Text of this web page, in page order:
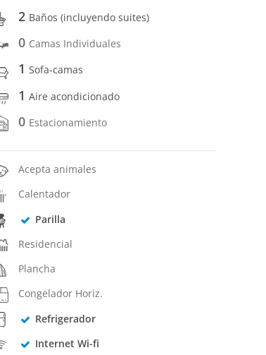
2 Baños (incluyendo suites)
0 Camas Individuales
1Sofa-camas
1Aire acondicionado
0 Estacionamiento
Acepta animales
Calentador
Parilla
Residencial
Plancha
Congelador Horiz.
Refrigerador
Internet Wi-fi